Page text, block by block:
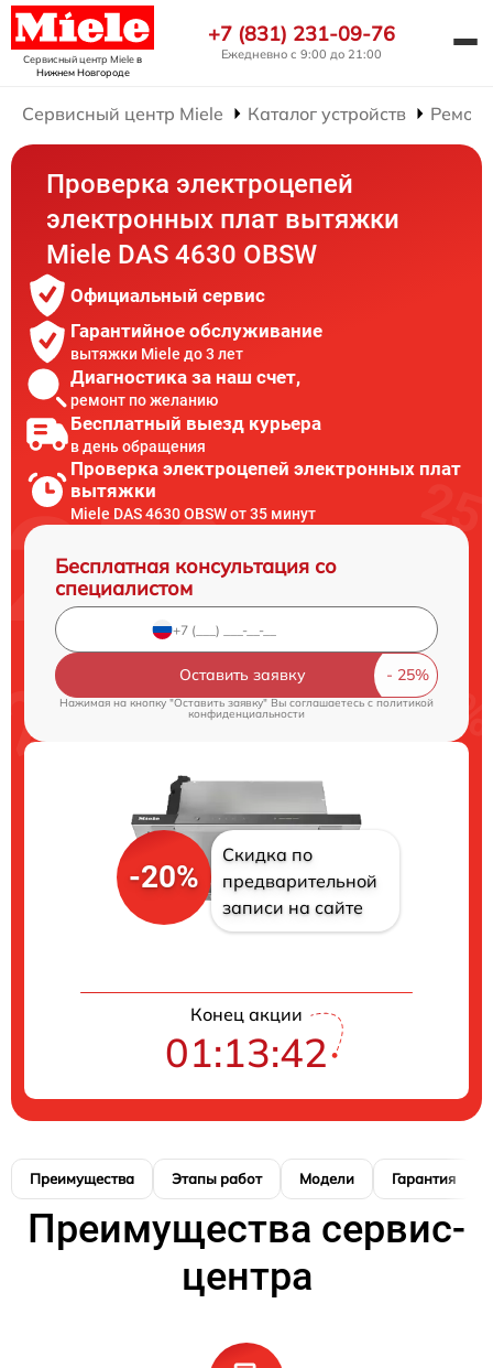
Сервисный центр Mieleв
Нижнем Новгороде
+7 (831) 231-09-76
Ежедневно с 9:00 до 21:00
Сервисный центр Miele Каталог устройств
Проверка электроцепей
электронных плат вытяжки
Miele DAS 4630 OBSW
Официальный сервис
Гарантийное обслуживание
вытяжки Miele до 3 лет
Диагностика за наш счет,
ремонт по желанию
Бесплатный выезд курьера
в день обращения
Проверка электроцепей электронных плат
вытяжки
Miele DAS 4630 OBSW от 35 минут
Бесплатная консультация со
специалистом
Оставить заявку
Нажимая на кнопку "Оставить заявку" Вы соглашаетесь cполитикой
конфиденциальности
-20%
Скидка по
предварительной
записи на сайте
Конец акции
01:13:41
Преимущества Этапы работ Модели Гарантия
Преимущества сервис-
центра